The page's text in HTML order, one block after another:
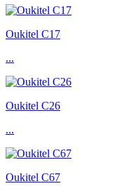
Oukitel C17
...
Oukitel C26
...
Oukitel C67